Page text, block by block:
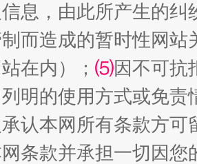
上好声名
息，由此所产生的纠
而造成的暂时性网
在内）； ⑸因不可抗
明的使用方式或免责
认本网所有条款方
条款并承担一切因